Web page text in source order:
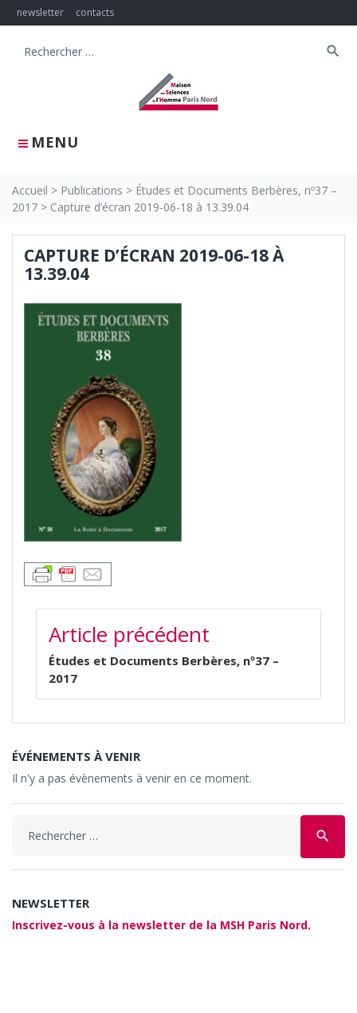
Skip
to
newsletter contacts
MENU
Search
search
Accueil > Publications > Études et Documents Berbères, nº37 –
2017 > Capture d’écran 2019-06-18 à 13.39.04
CAPTURE D’ÉCRAN 2019-06-18 À
13.39.04
NAVIGATION
DE
L’ARTICLE
Article précédent
Études et Documents Berbères, nº37 –
2017
ÉVÉNEMENTS À VENIR
Il n'y a pas évènements à venir en ce moment.
search
NEWSLETTER
Inscrivez-vous à la newsletter de la MSH Paris Nord.